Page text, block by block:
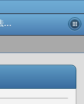
お知らせ - 公益社団法人 愛知県宅地建物取引業協会 東三河支部